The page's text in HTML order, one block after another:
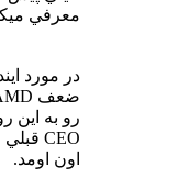
معرفي
در مورد
رو به اين
اون اومد.